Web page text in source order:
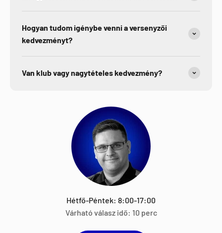
Hogyan tudom igénybe venni a versenyzői
kedvezményt?
Van klub vagy nagytételes kedvezmény?
Hétfő-Péntek: 8:00-17:00
Várható válasz idő: 10 perc